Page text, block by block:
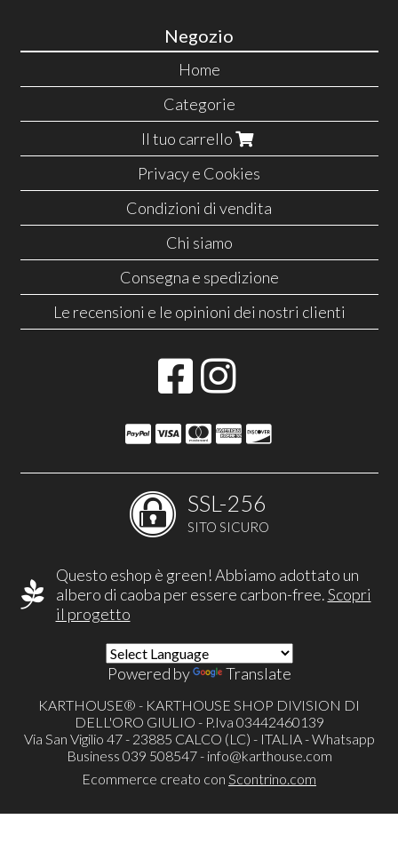
Negozio
Home
Categorie
Il tuo carrello
Privacy e Cookies
Condizioni di vendita
Chi siamo
Consegna e spedizione
Le recensioni e le opinioni dei nostri clienti
SSL-256
SITO SICURO
Questo eshop è green! Abbiamo adottato un
albero di caoba per essere carbon-free.Scopri
il progetto
Powered by Translate
KARTHOUSE® - KARTHOUSE SHOP DIVISION DI
DELL'ORO GIULIO - P.Iva 03442460139
Via San Vigilio 47 - 23885 CALCO (LC) - ITALIA - Whatsapp
Business 039 508547 - info@karthouse.com
Ecommerce creato con Scontrino.com